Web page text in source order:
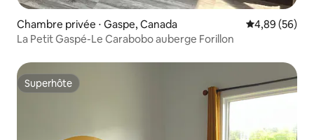
Chambre privée ⋅ Gaspe, Canada Évaluation
4,89 (56)
La Petit Gaspé-Le Carabobo auberge Forillon
Superhôte
Superhôte